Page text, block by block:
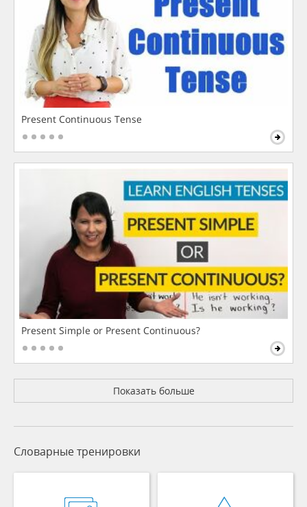
Present Continuous Tense
Present Simple or Present Continuous?
Показать больше
Словарные тренировки